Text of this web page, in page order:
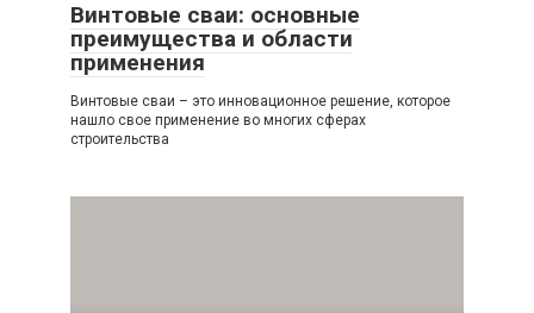
Винтовые сваи: основные
преимущества и области
применения
Винтовые сваи – это инновационное решение, которое
нашло свое применение во многих сферах
строительства